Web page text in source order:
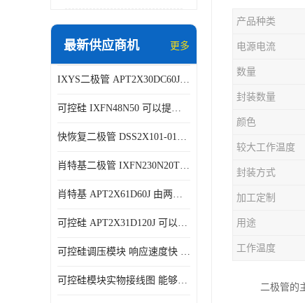
最新供应商机 更多
IXYS二极管 APT2X30DC60J 结构简单
可控硅 IXFN48N50 可以提供稳定的电压输出
快恢复二极管 DSS2X101-015A 具有较高的可靠性
肖特基二极管 IXFN230N20T 可以提供稳定的电压输出
肖特基 APT2X61D60J 由两个半导体材料组成
可控硅 APT2X31D120J 可以提供稳定的电压输出
可控硅调压模块 响应速度快 可控性强
可控硅模块实物接线图 能够减少能量损耗 响应速度快
产品种类
电源电流
数量
封装数量
颜色
较大工作温度
封装方式
加工定制
用途
工作温度
二极管的